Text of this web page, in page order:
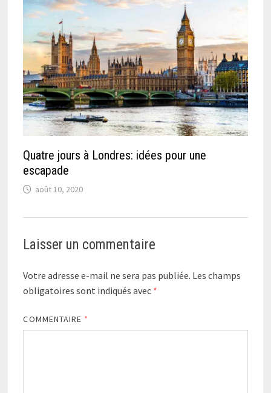
Quatre jours à Londres: idées pour une
escapade
août 10, 2020
Laisser un commentaire
Votre adresse e-mail ne sera pas publiée. Les champs
obligatoires sont indiqués avec *
COMMENTAIRE *